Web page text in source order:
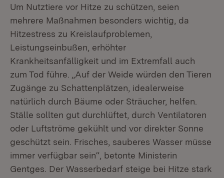
Um Nutztiere vor Hitze zu schützen, seien
mehrere Maßnahmen besonders wichtig, da
Hitzestress zu Kreislaufproblemen,
Leistungseinbußen, erhöhter
Krankheitsanfälligkeit und im Extremfall auch
zum Tod führe. „Auf der Weide würden den Tieren
Zugänge zu Schattenplätzen, idealerweise
natürlich durch Bäume oder Sträucher, helfen.
Ställe sollten gut durchlüftet, durch Ventilatoren
oder Luftströme gekühlt und vor direkter Sonne
geschützt sein. Frisches, sauberes Wasser müsse
immer verfügbar sein“, betonte Ministerin
Gentges. Der Wasserbedarf steige bei Hitze stark